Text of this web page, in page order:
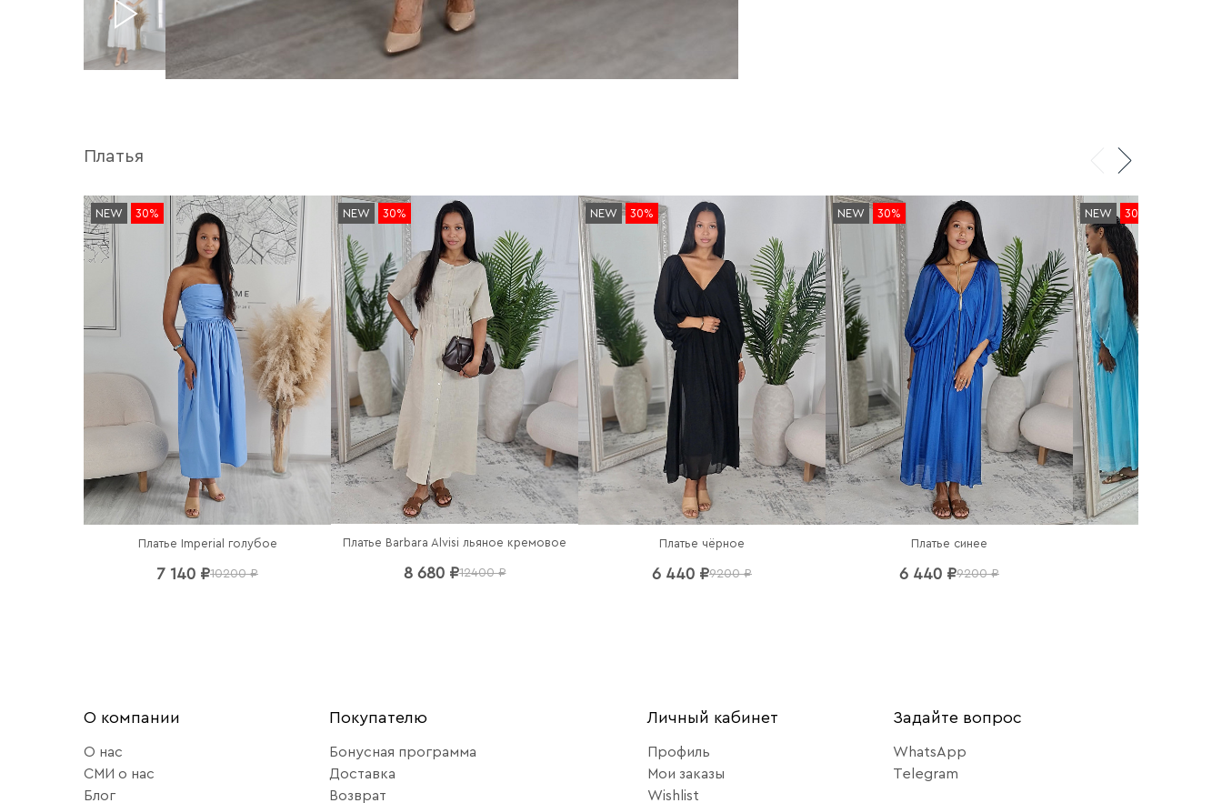
Платья
NEW 30%
Платье Imperial голубое
7 140 ₽10200 ₽
NEW 30%
Платье Barbara Alvisi льяное кремовое
8 680 ₽12400 ₽
NEW 30%
Платье чёрное
6 440 ₽9200 ₽
NEW 30%
Платье синее
6 440 ₽9200 ₽
NEW 30%
О компании
О нас
СМИ о нас
Блог
Покупателю
Бонусная программа
Доставка
Возврат
Личный кабинет
Профиль
Мои заказы
Wishlist
Задайте вопрос
WhatsApp
Telegram